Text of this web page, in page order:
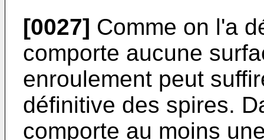
[0027] Comme on l'a
comporte aucune
enroulement peut
définitive des spires.
comporte au moins